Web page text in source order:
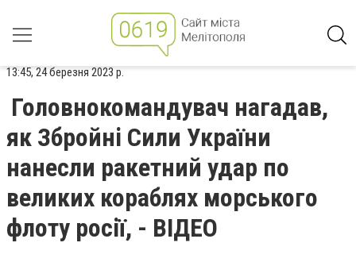
13:45, 24 березня 2023 р.
Головнокомандувач нагадав,
як Збройні Сили України
нанесли ракетний удар по
великих кораблях морського
флоту росії, - ВІДЕО